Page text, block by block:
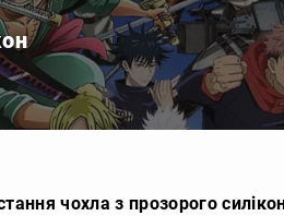
чохла з прозорого